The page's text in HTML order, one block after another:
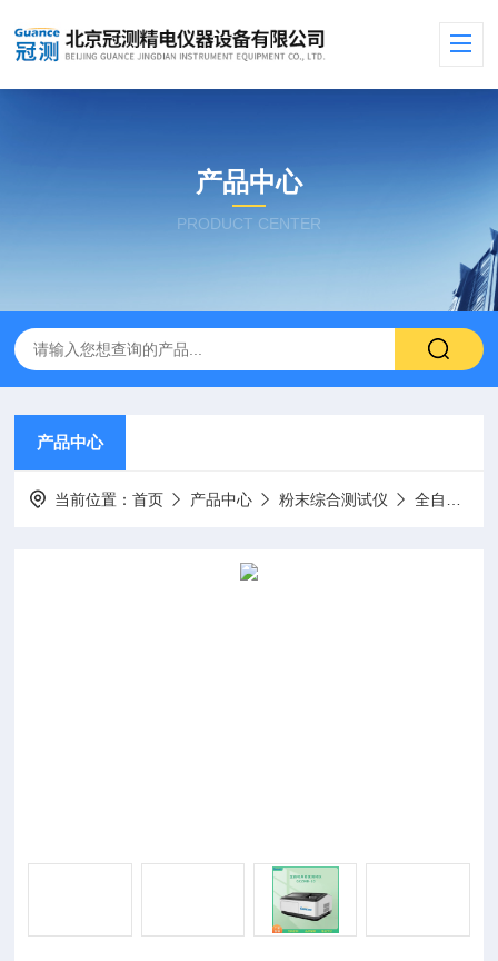
产品中心
PRODUCT CENTER
产品中心
当前位置：首页 产品中心 粉末综合测试仪 全自动真密度仪